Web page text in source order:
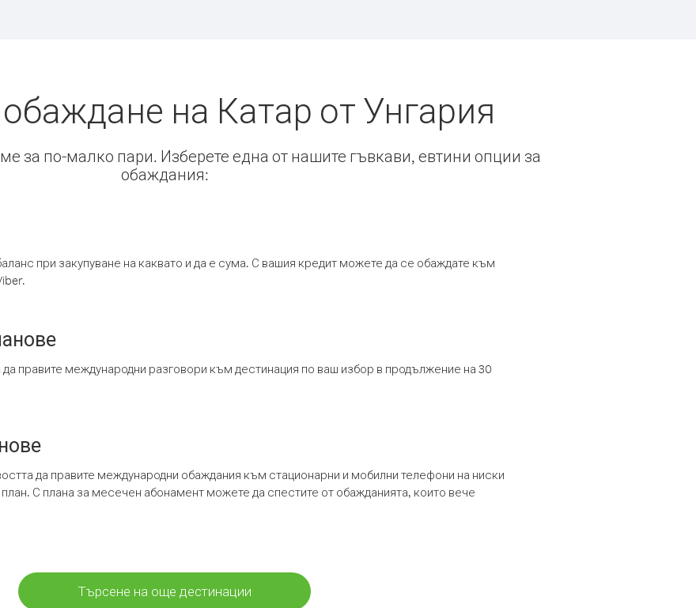
на Катар от Унгария
за по-малко пари. Изберете една от нашите гъвкави, евтини опции за
обаждания:
при закупуване на каквато и да е сума. С вашия кредит можете да се обаждате към
правите международни разговори към дестинация по ваш избор в продължение на 30
да правите международни обаждания към стационарни и мобилни телефони на ниски
С плана за месечен абонамент можете да спестите от обажданията, които вече
Търсене на още дестинации